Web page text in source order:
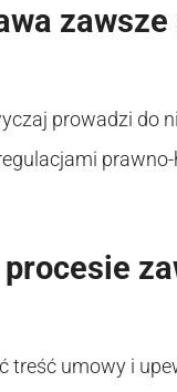
prowadzi do
treść umowy i